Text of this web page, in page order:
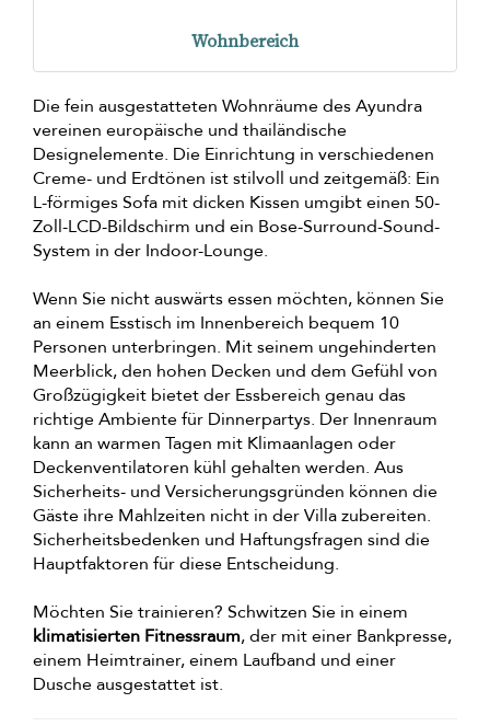
Wohnbereich
Die fein ausgestatteten Wohnräume des Ayundra
vereinen europäische und thailändische
Designelemente. Die Einrichtung in verschiedenen
Creme- und Erdtönen ist stilvoll und zeitgemäß: Ein
L-förmiges Sofa mit dicken Kissen umgibt einen 50-
Zoll-LCD-Bildschirm und ein Bose-Surround-Sound-
System in der Indoor-Lounge.
Wenn Sie nicht auswärts essen möchten, können Sie
an einem Esstisch im Innenbereich bequem 10
Personen unterbringen. Mit seinem ungehinderten
Meerblick, den hohen Decken und dem Gefühl von
Großzügigkeit bietet der Essbereich genau das
richtige Ambiente für Dinnerpartys. Der Innenraum
kann an warmen Tagen mit Klimaanlagen oder
Deckenventilatoren kühl gehalten werden. Aus
Sicherheits- und Versicherungsgründen können die
Gäste ihre Mahlzeiten nicht in der Villa zubereiten.
Sicherheitsbedenken und Haftungsfragen sind die
Hauptfaktoren für diese Entscheidung.
Möchten Sie trainieren? Schwitzen Sie in einem
klimatisierten Fitnessraum, der mit einer Bankpresse,
einem Heimtrainer, einem Laufband und einer
Dusche ausgestattet ist.